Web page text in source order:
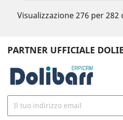
Visualizzazione 276 per 282
PARTNER UFFICIALE